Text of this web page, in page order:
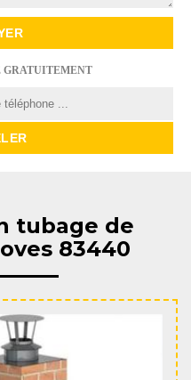
GRATUITEMENT
tubage de
83440